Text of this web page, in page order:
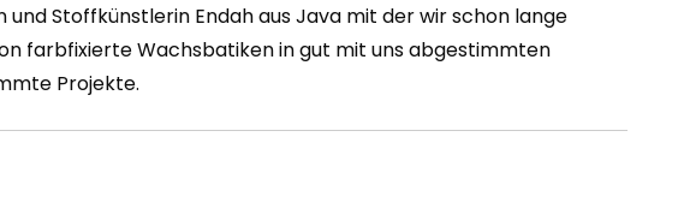
Stoffkünstlerin Endah aus Java mit der wir schon lange
farbfixierte Wachsbatiken in gut mit uns abgestimmten
Projekte.